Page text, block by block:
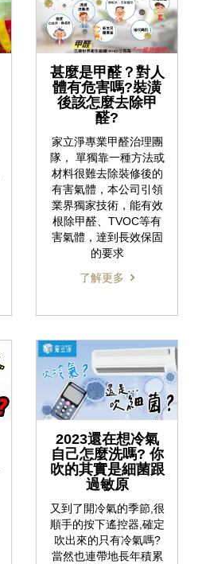
甚麼是甲醛？對人
體有危害嗎?裝潢
後該怎麼去除甲
醛?
家立淨專業甲醛治理團
隊， 單獨靠一種方法或
材料很難去除裝修後的
有害氣體，本公司引領
業界獨家技術，能有效
根除甲醛、TVOC等有
害氣體，達到長效保固
的要求
了解更多
2023還在想冷氣
自己怎麼洗嗎? 你
吹的其實是細菌跟
過敏原
又到了開冷氣的季節,很
順手的按下遙控器,確定
吹出來的只有冷氣嗎?
當然也連帶地長年積累